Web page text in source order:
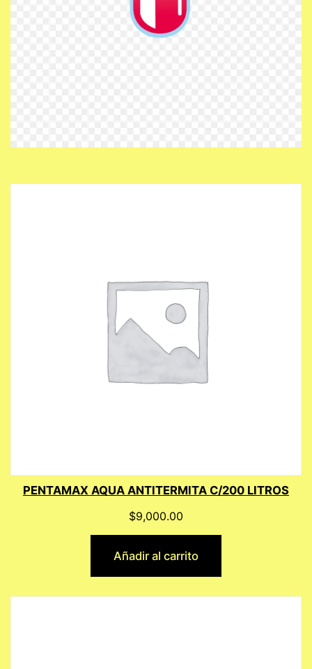
PENTAMAX AQUA ANTITERMITA C/200 LITROS
$9,000.00
Añadir al carrito